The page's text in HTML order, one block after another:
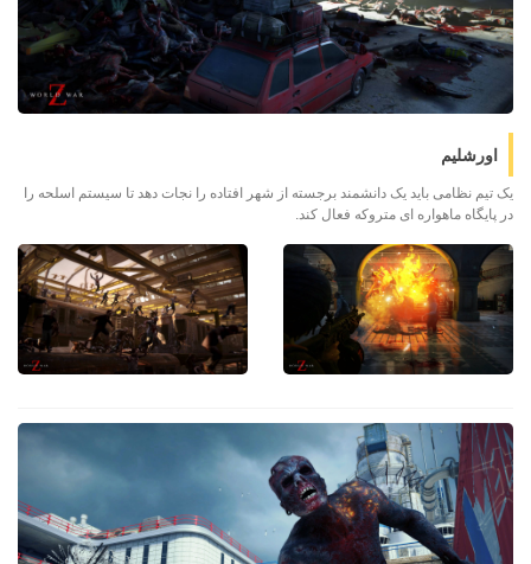
اورشلیم
یک تیم نظامی باید یک دانشمند برجسته از شهر افتاده را نجات دهد تا سیستم اسلحه را
در پایگاه ماهواره ای متروکه فعال کند.